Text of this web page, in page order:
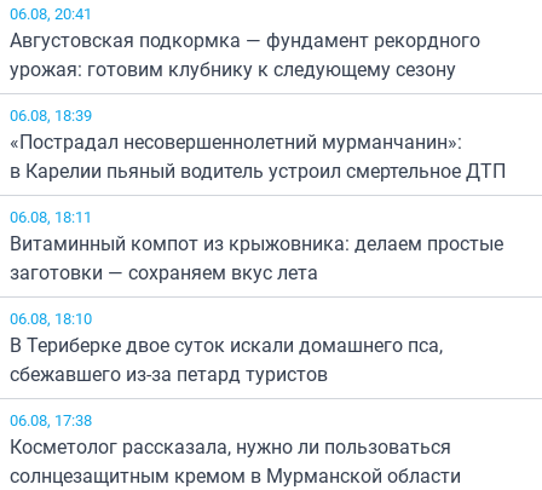
06.08, 20:41
Августовская подкормка — фундамент рекордного
урожая: готовим клубнику к следующему сезону
06.08, 18:39
«Пострадал несовершеннолетний мурманчанин»:
в Карелии пьяный водитель устроил смертельное ДТП
06.08, 18:11
Витаминный компот из крыжовника: делаем простые
заготовки — сохраняем вкус лета
06.08, 18:10
В Териберке двое суток искали домашнего пса,
сбежавшего из-за петард туристов
06.08, 17:38
Косметолог рассказала, нужно ли пользоваться
солнцезащитным кремом в Мурманской области